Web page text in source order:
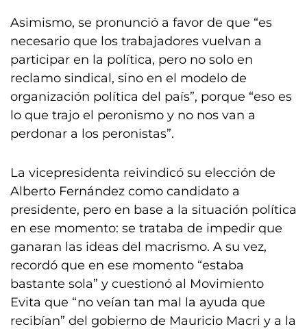
Asimismo, se pronunció a favor de que “es
necesario que los trabajadores vuelvan a
participar en la política, pero no solo en
reclamo sindical, sino en el modelo de
organización política del país”, porque “eso es
lo que trajo el peronismo y no nos van a
perdonar a los peronistas”.
La vicepresidenta reivindicó su elección de
Alberto Fernández como candidato a
presidente, pero en base a la situación política
en ese momento: se trataba de impedir que
ganaran las ideas del macrismo. A su vez,
recordó que en ese momento “estaba
bastante sola” y cuestionó al Movimiento
Evita que “no veían tan mal la ayuda que
recibían” del gobierno de Mauricio Macri y a la